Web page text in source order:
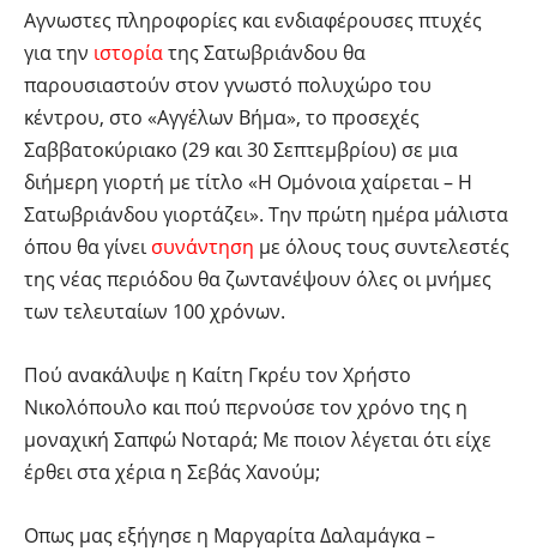
Αγνωστες πληροφορίες και ενδιαφέρουσες πτυχές
για την ιστορίατης Σατωβριάνδου θα
παρουσιαστούν στον γνωστό πολυχώρο του
κέντρου, στο «Αγγέλων Βήμα», το προσεχές
Σαββατοκύριακο (29 και 30 Σεπτεμβρίου) σε μια
διήμερη γιορτή με τίτλο «Η Ομόνοια χαίρεται – Η
Σατωβριάνδου γιορτάζει». Την πρώτη ημέρα μάλιστα
όπου θα γίνεισυνάντηση με όλους τους συντελεστές
της νέας περιόδου θα ζωντανέψουν όλες οι μνήμες
των τελευταίων 100 χρόνων.
Πού ανακάλυψε η Καίτη Γκρέυ τον Χρήστο
Νικολόπουλο και πού περνούσε τον χρόνο της η
μοναχική Σαπφώ Νοταρά; Με ποιον λέγεται ότι είχε
έρθει στα χέρια η Σεβάς Χανούμ;
Οπως μας εξήγησε η Μαργαρίτα Δαλαμάγκα –